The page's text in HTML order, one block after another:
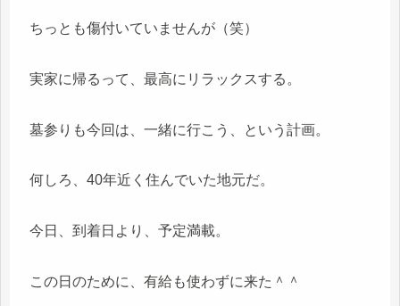
ちっとも傷付いていませんが（笑）
実家に帰るって、最高にリラックスする。
墓参りも今回は、一緒に行こう、という計画。
何しろ、40年近く住んでいた地元だ。
今日、到着日より、予定満載。
この日のために、有給も使わずに来た＾＾